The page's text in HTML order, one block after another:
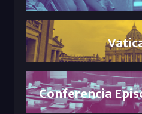
Conferencia